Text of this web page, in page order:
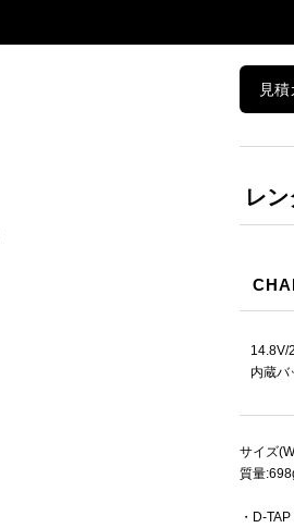
見
レ
14.8V/
内蔵バ
サイズ
質量
・D-